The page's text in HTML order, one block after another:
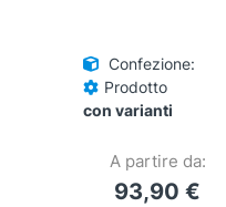
Confezione:
Prodotto
con varianti
A partire da:
93,90€